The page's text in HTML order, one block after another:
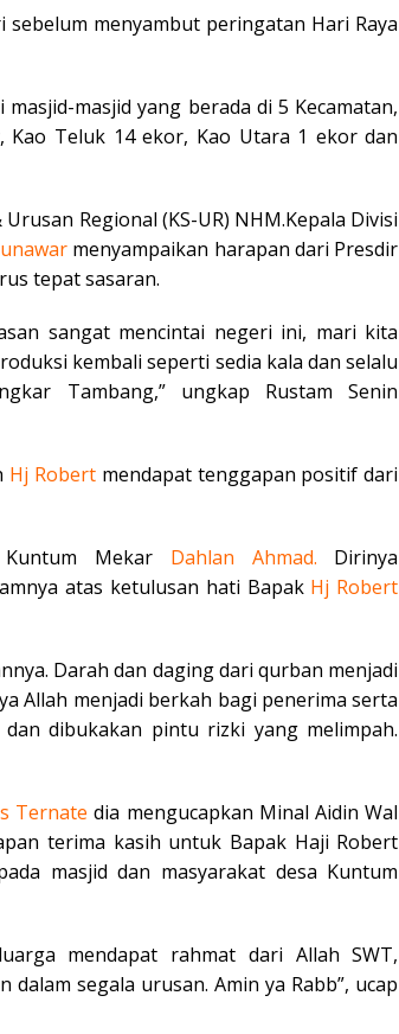
menyambut peringatan Hari Raya
masjid yang berada di 5 Kecamatan,
Teluk 14 ekor, Kao Utara 1 ekor dan
Regional (KS-UR) NHM.Kepala Divisi
menyampaikan harapan dari Presdir
tepat sasaran.
sangat mencintai negeri ini, mari kita
kembali seperti sedia kala dan selalu
Tambang,” ungkap Rustam Senin
Hj Robertmendapat tenggapan positif dari
Mekar Dahlan Ahmad. Dirinya
atas ketulusan hati Bapak Hj Robert
Darah dan daging dari qurban menjadi
Allah menjadi berkah bagi penerima serta
dibukakan pintu rizki yang melimpah.
Ternate dia mengucapkan Minal Aidin Wal
terima kasih untuk Bapak Haji Robert
masjid dan masyarakat desa Kuntum
mendapat rahmat dari Allah SWT,
segala urusan. Amin ya Rabb”, ucap